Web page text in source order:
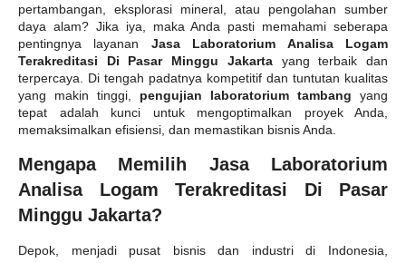
pertambangan, eksplorasi mineral, atau pengolahan sumber
daya alam? Jika iya, maka Anda pasti memahami seberapa
pentingnya layanan Jasa Laboratorium Analisa Logam
Terakreditasi Di Pasar Minggu Jakarta yang terbaik dan
terpercaya. Di tengah padatnya kompetitif dan tuntutan kualitas
yang makin tinggi, pengujian laboratorium tambang yang
tepat adalah kunci untuk mengoptimalkan proyek Anda,
memaksimalkan efisiensi, dan memastikan bisnis Anda.
Mengapa Memilih Jasa Laboratorium
Analisa Logam Terakreditasi Di Pasar
Minggu Jakarta?
Depok, menjadi pusat bisnis dan industri di Indonesia,